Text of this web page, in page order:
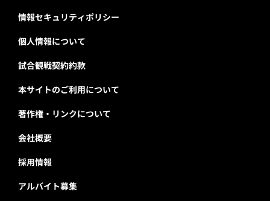
情報セキュリティポリシー
個人情報について
試合観戦契約約款
本サイトのご利用について
著作権・リンクについて
会社概要
採用情報
アルバイト募集